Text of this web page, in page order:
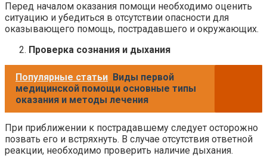
Перед началом оказания помощи необходимо оценить
ситуацию и убедиться в отсутствии опасности для
оказывающего помощь, пострадавшего и окружающих.
Проверка сознания и дыхания
Популярные статьи Виды первой
медицинской помощи основные типы
оказания и методы лечения
При приближении к пострадавшему следует осторожно
позвать его и встряхнуть. В случае отсутствия ответной
реакции, необходимо проверить наличие дыхания.